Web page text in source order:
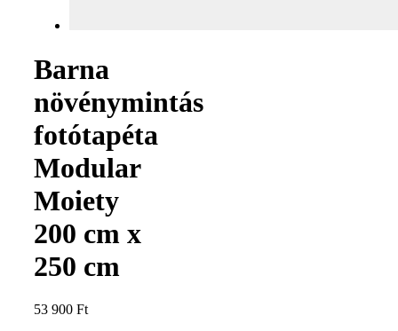
Barna
növénymintás
fotótapéta
Modular
Moiety
200 cm x
250 cm
53 900 Ft